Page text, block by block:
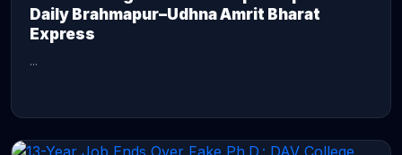
Daily Brahmapur–Udhna Amrit Bharat
Express
...